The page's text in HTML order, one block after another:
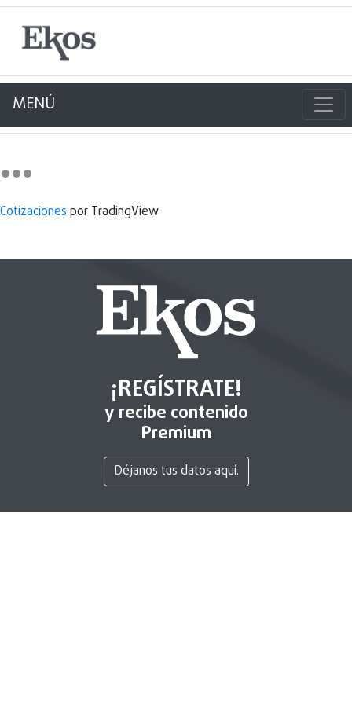
MENÚ
Cotizaciones por TradingView
¡REGÍSTRATE!
y recibe contenido
Premium
Déjanos tus datos aquí.